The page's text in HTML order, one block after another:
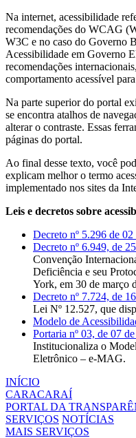
Na internet, acessibilidade
recomendações do WCAG
W3C e no caso do Governo
Acessibilidade em Governo
recomendações
comportamento acessível
Na parte superior do portal
se encontra atalhos de
alterar o contraste. Essas
páginas do portal.
Ao final desse texto, você
explicam melhor o termo
implementado nos sites da
Leis e decretos sobre
Decreto nº 5.296 de
Decreto nº 6.949, de
Convenção
Deficiência e seu
York, em 30 de março
Decreto nº 7.724, de
Lei Nº 12.527, que
Modelo de
Portaria nº 03, de 07
Institucionaliza o
Eletrônico – e-MAG.
INÍCIO
CARACARAÍ
PORTAL DA
SERVIÇOS NOTÍCIAS
MAIS SERVIÇOS